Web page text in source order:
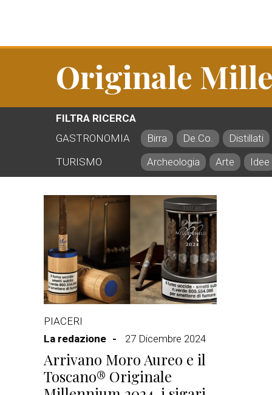
Originale
FILTRA RICERCA
GASTRONOMIA
Birra De.Co.
Distillati
TURISMO
Archeologia Arte Idee
PIACERI
La redazione
27 Dicembre 2024
Arrivano Moro Aureo e il
Toscano® Originale